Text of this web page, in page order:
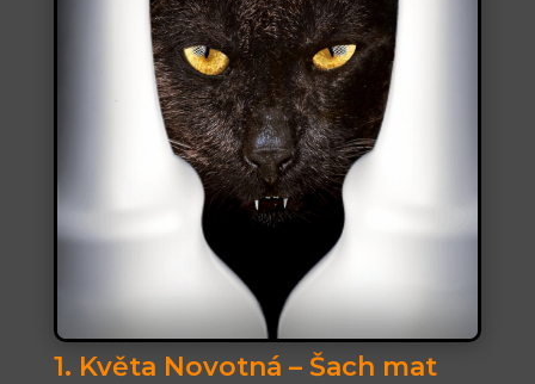
1. Květa Novotná – Šach mat